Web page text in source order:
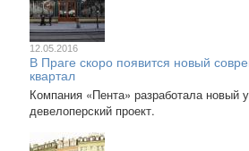
12.05.2016
В Праге скоро появится новый
квартал
Компания «Пента» разработала новый
девелоперский проект.